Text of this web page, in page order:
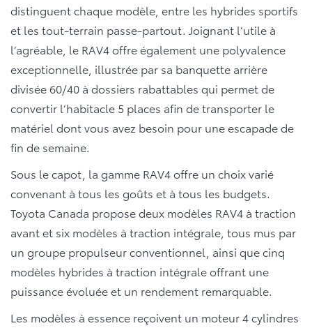
distinguent chaque modèle, entre les hybrides sportifs
et les tout-terrain passe-partout. Joignant l’utile à
l’agréable, le RAV4 offre également une polyvalence
exceptionnelle, illustrée par sa banquette arrière
divisée 60/40 à dossiers rabattables qui permet de
convertir l’habitacle 5 places afin de transporter le
matériel dont vous avez besoin pour une escapade de
fin de semaine.
Sous le capot, la gamme RAV4 offre un choix varié
convenant à tous les goûts et à tous les budgets.
Toyota Canada propose deux modèles RAV4 à traction
avant et six modèles à traction intégrale, tous mus par
un groupe propulseur conventionnel, ainsi que cinq
modèles hybrides à traction intégrale offrant une
puissance évoluée et un rendement remarquable.
Les modèles à essence reçoivent un moteur 4 cylindres